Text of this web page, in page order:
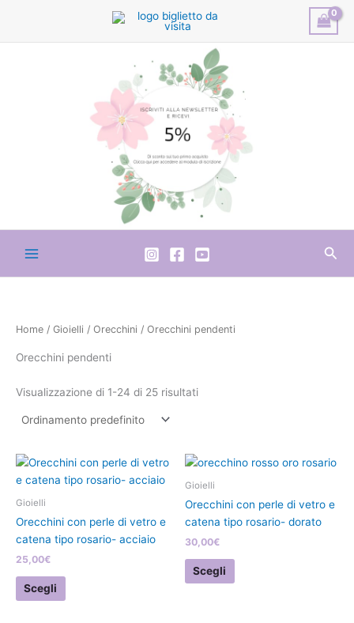
contenuto
Home / Gioielli / Orecchini / Orecchini pendenti
Orecchini pendenti
Visualizzazione di 1-24 di 25 risultati
Gioielli
Orecchini con perle di vetro e
catena tipo rosario- acciaio
25,00€
Scegli
Questo
prodotto
varianti.
essere
Gioielli
Orecchini con perle di vetro e
catena tipo rosario- dorato
30,00€
Scegli
Questo
possono